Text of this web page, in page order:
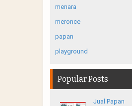
menara
meronce
papan
playground
Popular Posts
Jual Papan